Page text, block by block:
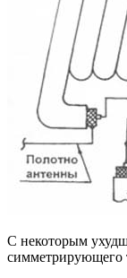
С некоторым
симметрирующего